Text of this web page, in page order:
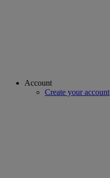
Account
Create your account